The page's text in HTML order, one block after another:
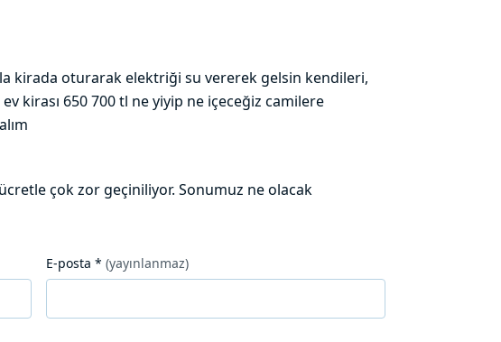
kirada oturarak elektriği su vererek gelsin kendileri,
kirası 650 700 tl ne yiyip ne içeceğiz camilere
çok zor geçiniliyor. Sonumuz ne olacak
E-posta * (yayınlanmaz)